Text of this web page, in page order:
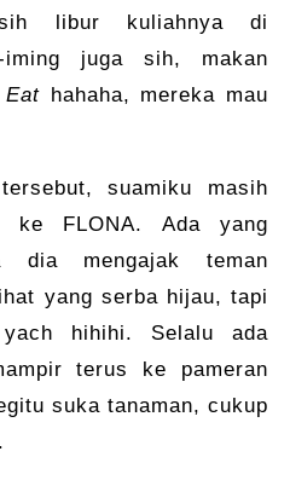
libur kuliahnya di
iming juga sih, makan
hahaha, mereka mau
suamiku masih
ke FLONA. Ada yang
dia mengajak teman
yang serba hijau, tapi
hihihi. Selalu ada
terus ke pameran
suka tanaman, cukup